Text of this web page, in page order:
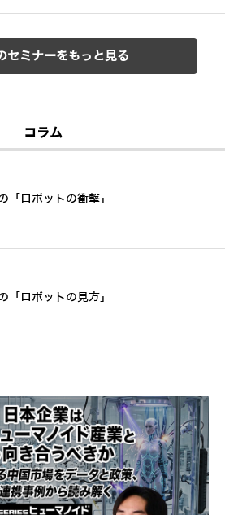
セミナーをもっと見る
コラム
「ロボットの衝撃」
「ロボットの見方」